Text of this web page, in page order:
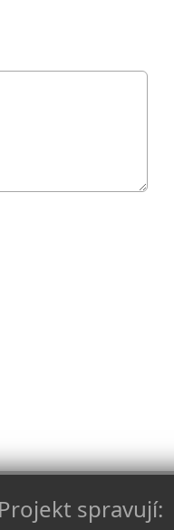
Projekt spravují: